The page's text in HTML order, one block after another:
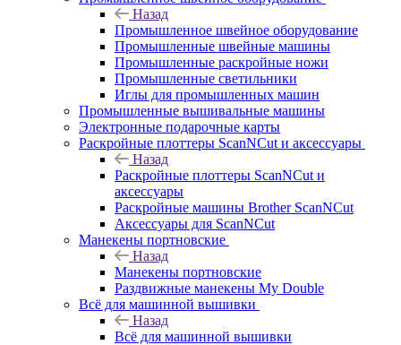
Назад
Промышленное швейное оборудование
Промышленные швейные машины
Промышленные раскройные ножи
Промышленные светильники
Иглы для промышленных машин
Промышленные вышивальные машины
Электронные подарочные карты
Раскройные плоттеры ScanNCut и аксессуары
Назад
Раскройные плоттеры ScanNCut и
аксессуары
Раскройные машины Brother ScanNCut
Аксессуары для ScanNCut
Манекены портновские
Назад
Манекены портновские
Раздвижные манекены My Double
Всё для машинной вышивки
Назад
Всё для машинной вышивки